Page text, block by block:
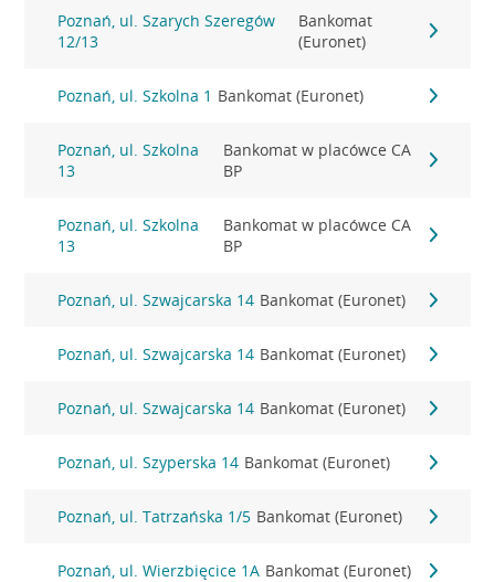
Poznań, ul. Szarych Szeregów
12/13
Bankomat
(Euronet)
Poznań, ul. Szkolna 1 Bankomat (Euronet)
Poznań, ul. Szkolna
13
Bankomat w placówce CA
BP
Poznań, ul. Szkolna
13
Bankomat w placówce CA
BP
Poznań, ul. Szwajcarska 14 Bankomat (Euronet)
Poznań, ul. Szwajcarska 14 Bankomat (Euronet)
Poznań, ul. Szwajcarska 14 Bankomat (Euronet)
Poznań, ul. Szyperska 14 Bankomat (Euronet)
Poznań, ul. Tatrzańska 1/5 Bankomat (Euronet)
Poznań, ul. Wierzbięcice 1A Bankomat (Euronet)